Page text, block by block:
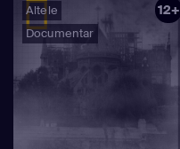
Altele
Documentar
12+